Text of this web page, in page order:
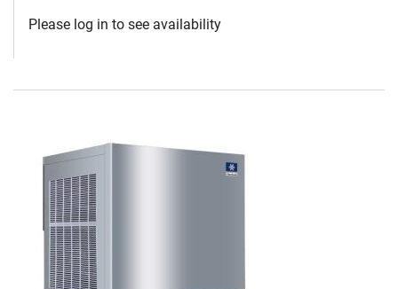
Please log in to see availability